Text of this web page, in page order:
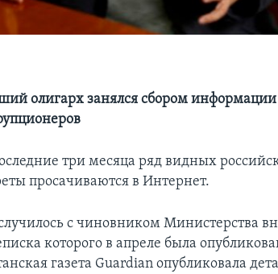
олигарх занялся сбором
три месяца ряд видных
просачиваются в Интернет.
с чиновником Министерства
которого в апреле была
газета Guardian опубликовала